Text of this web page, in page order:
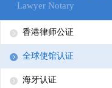
Lawyer Notary
香港律师公证
全球使馆认证
海牙认证